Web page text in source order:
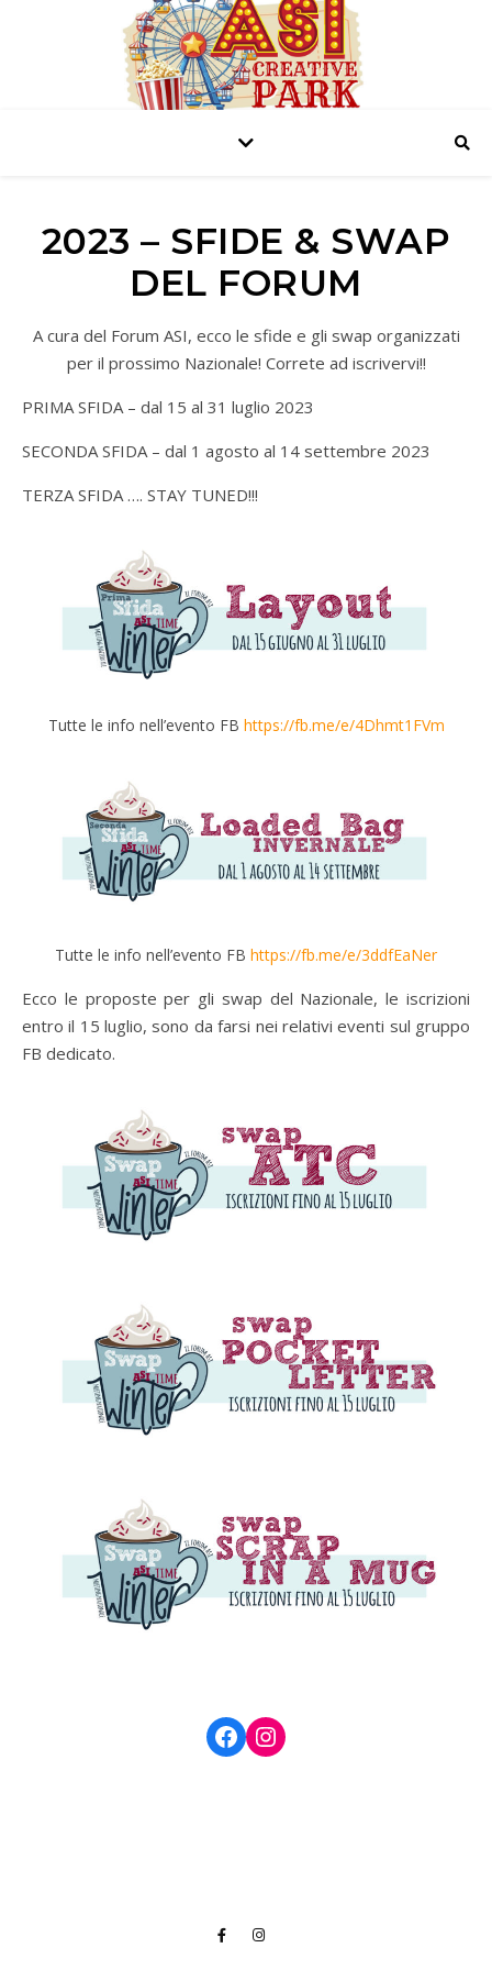
2023 – SFIDE & SWAP
DEL FORUM
A cura del Forum ASI, ecco le sfide e gli swap organizzati
per il prossimo Nazionale! Correte ad iscrivervi!!
PRIMA SFIDA – dal 15 al 31 luglio 2023
SECONDA SFIDA – dal 1 agosto al 14 settembre 2023
TERZA SFIDA …. STAY TUNED!!!
Tutte le info nell’evento FB https://fb.me/e/4Dhmt1FVm
Tutte le info nell’evento FB https://fb.me/e/3ddfEaNer
Ecco le proposte per gli swap del Nazionale, le iscrizioni
entro il 15 luglio, sono da farsi nei relativi eventi sul gruppo
FB dedicato.
Facebook
Instagram